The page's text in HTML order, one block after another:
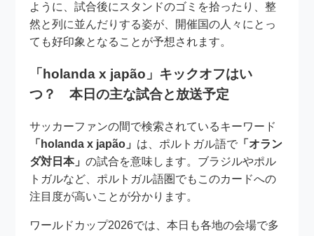
ように、試合後にスタンドのゴミを拾ったり、整
然と列に並んだりする姿が、開催国の人々にとっ
ても好印象となることが予想されます。
「holanda x japão」キックオフはい
つ？ 本日の主な試合と放送予定
サッカーファンの間で検索されているキーワード
「holanda x japão」 は、ポルトガル語で 「オラン
ダ対日本」の試合を意味します。ブラジルやポル
トガルなど、ポルトガル語圏でもこのカードへの
注目度が高いことが分かります。
ワールドカップ2026では、本日も各地の会場で多